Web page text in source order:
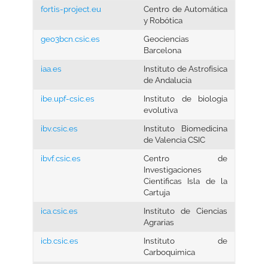
fortis-project.eu
Centro de Automática
y Robótica
geo3bcn.csic.es
Geociencias
Barcelona
iaa.es
Instituto de Astrofísica
de Andalucía
ibe.upf-csic.es
Instituto de biologia
evolutiva
ibv.csic.es
Instituto Biomedicina
de Valencia CSIC
ibvf.csic.es
Centro de
Investigaciones
Cientificas Isla de la
Cartuja
ica.csic.es
Instituto de Ciencias
Agrarias
icb.csic.es
Instituto de
Carboquimica